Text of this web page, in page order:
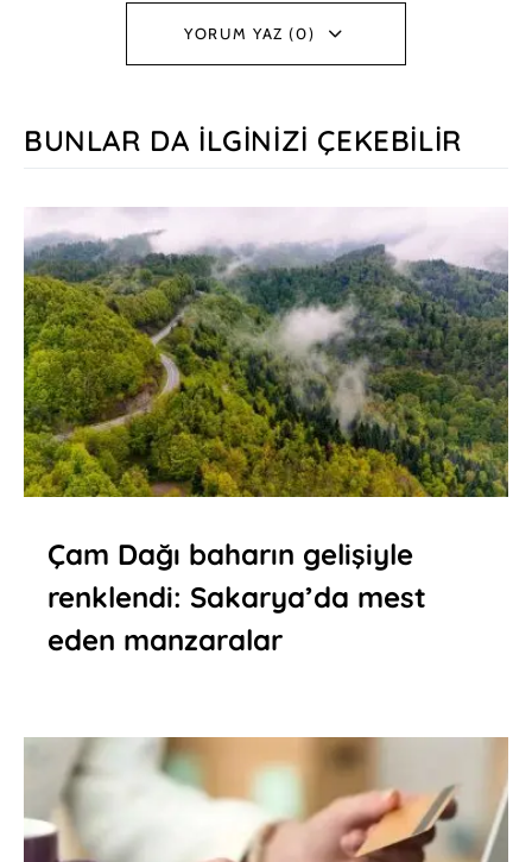
YORUM YAZ (0)
BUNLAR DA İLGINIZI ÇEKEBILIR
Çam Dağı baharın gelişiyle
renklendi: Sakarya’da mest
eden manzaralar